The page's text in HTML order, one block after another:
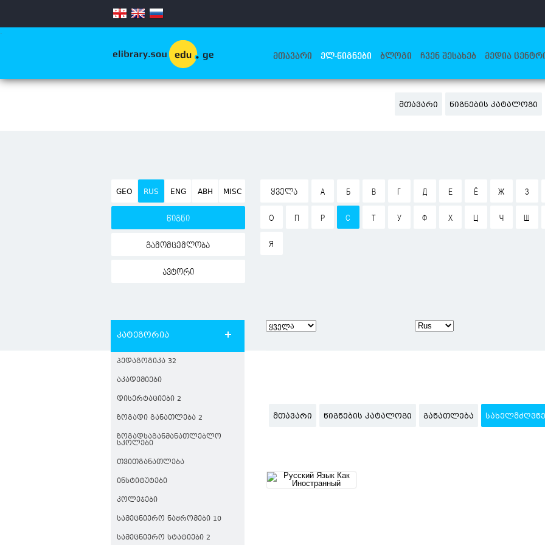
.
ᲛᲗᲐᲕᲐᲠᲘ ᲔᲚ-ᲬᲘᲒᲜᲔᲑᲘ ᲑᲚᲝᲒᲘ ᲩᲕᲔᲜ ᲨᲔᲡᲐᲮᲔᲑ ᲛᲔᲓᲘᲐ
ᲛᲗᲐᲕᲐᲠᲘ ᲬᲘᲒᲜᲔᲑᲘᲡ ᲙᲐᲢᲐᲚᲝᲒᲘ
GEO RUS ENG ABH MISC
წიგნი
გამომცემლობა
ავტორი
ᲧᲕᲔᲚᲐ А Б В Г Д Е Ё Ж З
О П Р С Т У Ф Х Ц Ч Ш
Я
კატეგორია
ᲞᲔᲓᲐᲒᲝᲒᲘᲙᲐ 32
ᲐᲙᲐᲓᲔᲛᲘᲔᲑᲘ
ᲓᲘᲡᲔᲠᲢᲐᲪᲘᲔᲑᲘ 2
ᲖᲝᲒᲐᲓᲘ ᲒᲐᲜᲐᲗᲚᲔᲑᲐ 2
ᲖᲝᲒᲐᲓᲡᲐᲒᲐᲜᲛᲐᲜᲐᲗᲚᲔᲑᲚᲝ
ᲡᲙᲝᲚᲔᲑᲘ
ᲗᲕᲘᲗᲒᲐᲜᲐᲗᲚᲔᲑᲐ
ᲘᲜᲡᲢᲘᲢᲣᲢᲔᲑᲘ
ᲙᲝᲚᲔᲯᲔᲑᲘ
ᲡᲐᲛᲔᲪᲜᲘᲔᲠᲝ ᲜᲐᲨᲠᲝᲛᲔᲑᲘ 10
ᲡᲐᲛᲔᲪᲜᲘᲔᲠᲝ ᲡᲢᲐᲢᲘᲔᲑᲘ 2
ᲛᲗᲐᲕᲐᲠᲘ ᲬᲘᲒᲜᲔᲑᲘᲡ ᲙᲐᲢᲐᲚᲝᲒᲘ ᲒᲐᲜᲐᲗᲚᲔᲑᲐ